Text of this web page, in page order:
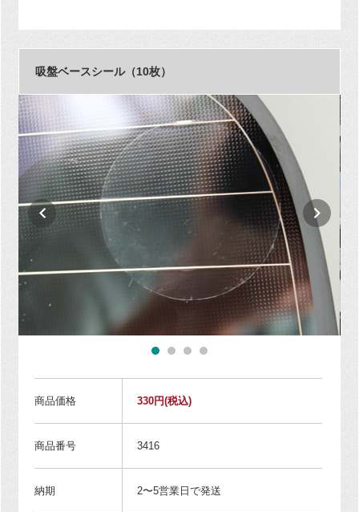
吸盤ベースシール（10枚）
商品価格 330円(税込)
商品番号 3416
納期 2〜5営業日で発送